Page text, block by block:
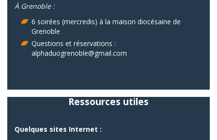
À Grenoble :
6 soirées (mercredis) à la maison diocésaine de
Grenoble
Questions et réservations :
alphaduogrenoble@gmail.com
Ressources utiles
Quelques sites Internet :